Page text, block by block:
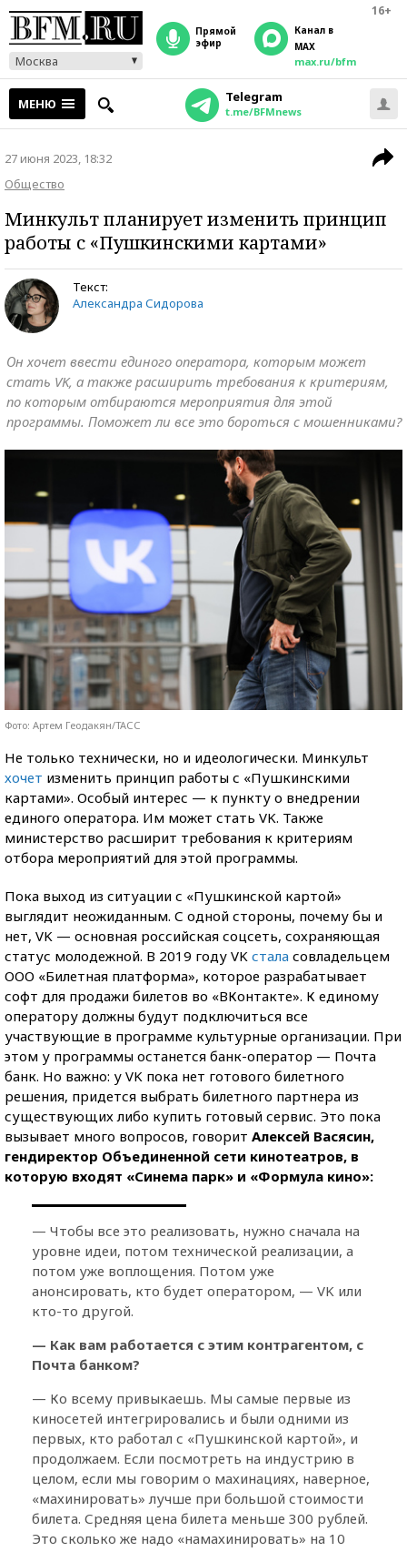
16+
Москва
прямой
эфир
Канал в
MAX
max.ru/bfm
МЕНЮ Telegram
t.me/BFMnews
27 июня 2023, 18:32
Общество
Минкульт планирует изменить принцип
работы с «Пушкинскими картами»
Текст:
Александра Сидорова
Он хочет ввести единого оператора, которым может
стать VK, а также расширить требования к критериям,
по которым отбираются мероприятия для этой
программы. Поможет ли все это бороться с мошенниками?
Фото: Артем Геодакян/ТАСС
Не только технически, но и идеологически. Минкульт
хочет изменить принцип работы с «Пушкинскими
картами». Особый интерес — к пункту о внедрении
единого оператора. Им может стать VK. Также
министерство расширит требования к критериям
отбора мероприятий для этой программы.
Пока выход из ситуации с «Пушкинской картой»
выглядит неожиданным. С одной стороны, почему бы и
нет, VK — основная российская соцсеть, сохраняющая
статус молодежной. В 2019 году VK стала совладельцем
ООО «Билетная платформа», которое разрабатывает
софт для продажи билетов во «ВКонтакте». К единому
оператору должны будут подключиться все
участвующие в программе культурные организации. При
этом у программы останется банк-оператор — Почта
банк. Но важно: у VK пока нет готового билетного
решения, придется выбрать билетного партнера из
существующих либо купить готовый сервис. Это пока
вызывает много вопросов, говорит Алексей Васясин,
гендиректор Объединенной сети кинотеатров, в
которую входят «Синема парк» и «Формула кино»:
— Чтобы все это реализовать, нужно сначала на
уровне идеи, потом технической реализации, а
потом уже воплощения. Потом уже
анонсировать, кто будет оператором, — VK или
кто-то другой.
— Как вам работается с этим контрагентом, с
Почта банком?
— Ко всему привыкаешь. Мы самые первые из
киносетей интегрировались и были одними из
первых, кто работал с «Пушкинской картой», и
продолжаем. Если посмотреть на индустрию в
целом, если мы говорим о махинациях, наверное,
«махинировать» лучше при большой стоимости
билета. Средняя цена билета меньше 300 рублей.
Это сколько же надо «намахинировать» на 10